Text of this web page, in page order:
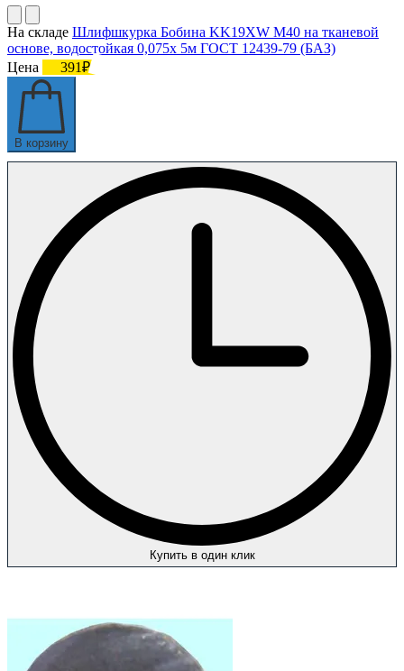
На складе Шлифшкурка Бобина KK19XW M40 на тканевой
основе, водостойкая 0,075х 5м ГОСТ 12439-79 (БАЗ)
Цена
391₽
В корзину
Купить в один клик